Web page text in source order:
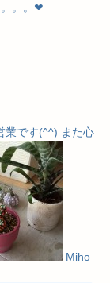
。。。❤︎
業です(^^) また心
Miho